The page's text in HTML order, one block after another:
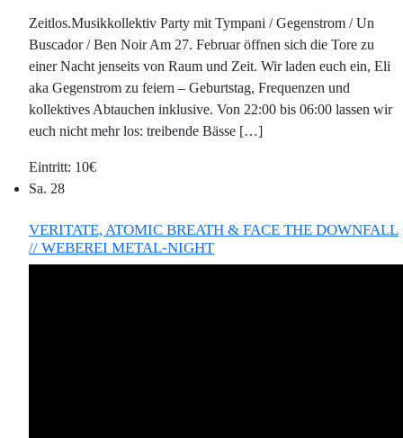
Zeitlos.Musikkollektiv Party mit Tympani / Gegenstrom / Un
Buscador / Ben Noir Am 27. Februar öffnen sich die Tore zu
einer Nacht jenseits von Raum und Zeit. Wir laden euch ein, Eli
aka Gegenstrom zu feiern – Geburtstag, Frequenzen und
kollektives Abtauchen inklusive. Von 22:00 bis 06:00 lassen wir
euch nicht mehr los: treibende Bässe […]
10€
Sa. 28
VERITATE, ATOMIC BREATH & FACE THE DOWNFALL
// WEBEREI METAL-NIGHT